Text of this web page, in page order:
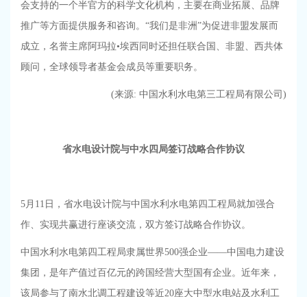
会支持的一个半官方的科学文化机构，主要在商业拓展、品牌
推广等方面提供服务和咨询。“我们是非洲”为促进非盟发展而
成立，名誉主席阿玛拉•埃西同时还担任联合国、非盟、西共体
顾问，全球领导者基金会成员等重要职务。
(来源: 中国水利水电第三工程局有限公司)
省水电设计院与中水四局签订战略合作协议
5月 11 日，省水电设计院与中国水利水电第四工程局就加强合
作、实现共赢进行座谈交流，双方签订战略合作协议。
中国水利水电第四工程局隶属世界500强企业——中国电力建设
集团，是年产值过百亿元的跨国经营大型国有企业。近年来，
该局参与了南水北调工程建设等近20座大中型水电站及水利工